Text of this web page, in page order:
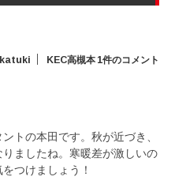
1件のコメント
KEC高槻本
トの本田です。秋が近づき、
ましたね。寒暖差が激しいの
つけましょう！